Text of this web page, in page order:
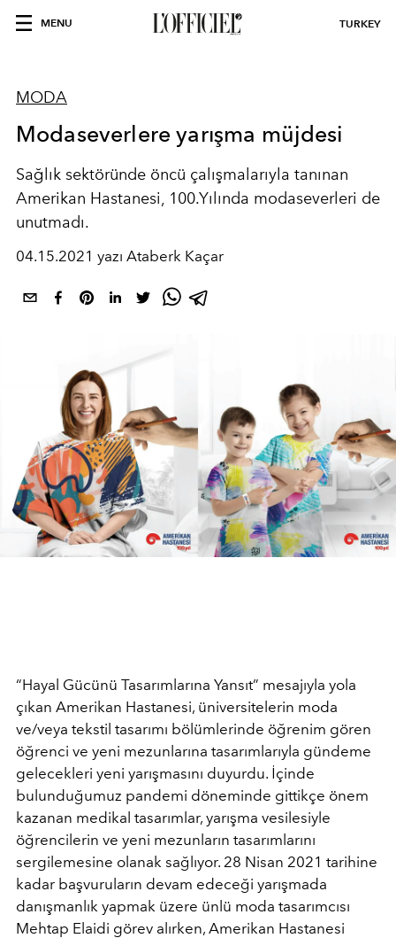
MENU TURKEY
MODA
Modaseverlere yarışma müjdesi
Sağlık sektöründe öncü çalışmalarıyla tanınan
Amerikan Hastanesi, 100.Yılında modaseverleri de
unutmadı.
04.15.2021 yazı Ataberk Kaçar
“Hayal Gücünü Tasarımlarına Yansıt” mesajıyla yola
çıkan Amerikan Hastanesi, üniversitelerin moda
ve/veya tekstil tasarımı bölümlerinde öğrenim gören
öğrenci ve yeni mezunlarına tasarımlarıyla gündeme
gelecekleri yeni yarışmasını duyurdu. İçinde
bulunduğumuz pandemi döneminde gittikçe önem
kazanan medikal tasarımlar, yarışma vesilesiyle
öğrencilerin ve yeni mezunların tasarımlarını
sergilemesine olanak sağlıyor. 28 Nisan 2021 tarihine
kadar başvuruların devam edeceği yarışmada
danışmanlık yapmak üzere ünlü moda tasarımcısı
Mehtap Elaidi görev alırken, Amerikan Hastanesi